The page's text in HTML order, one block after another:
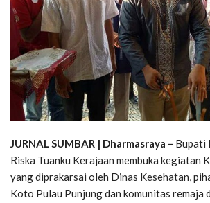
JURNAL SUMBAR | Dharmasraya – Bupati
Riska Tuanku Kerajaan membuka kegiatan
yang diprakarsai oleh Dinas Kesehatan,
Koto Pulau Punjung dan komunitas remaja